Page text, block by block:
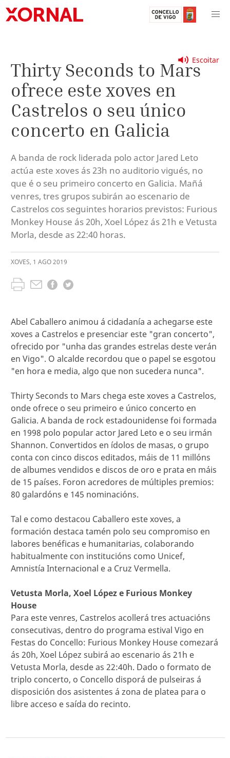
Escoitar
Thirty Seconds to Mars
ofrece este xoves en
Castrelos o seu único
concerto en Galicia
A banda de rock liderada polo actor Jared Leto
actúa este xoves ás 23h no auditorio vigués, no
que é o seu primeiro concerto en Galicia. Mañá
venres, tres grupos subirán ao escenario de
Castrelos cos seguintes horarios previstos: Furious
Monkey House ás 20h, Xoel López ás 21h e Vetusta
Morla, desde as 22:40 horas.
XOVES, 1 AGO2019
Abel Caballero animou á cidadanía a achegarse este
xoves a Castrelos e presenciar este "gran concerto",
ofrecido por "unha das grandes estrelas deste verán
en Vigo". O alcalde recordou que o papel se esgotou
"en hora e media, algo que non sucedera nunca".
Thirty Seconds to Mars chega este xoves a Castrelos,
onde ofrece o seu primeiro e único concerto en
Galicia. A banda de rock estadounidense foi formada
en 1998 polo popular actor Jared Leto e o seu irmán
Shannon. Convertidos en ídolos de masas, o grupo
conta con cinco discos editados, máis de 11 millóns
de albumes vendidos e discos de oro e prata en máis
de 15 países. Foron acredores de múltiples premios:
80 galardóns e 145 nominacións.
Tal e como destacou Caballero este xoves, a
formación destaca tamén polo seu compromiso en
labores benéficas e humanitarias, colaborando
habitualmente con institucións como Unicef,
Amnistía Internacional e a Cruz Vermella.
Vetusta Morla, Xoel López e Furious Monkey
House
Para este venres, Castrelos acollerá tres actuacións
consecutivas, dentro do programa estival Vigo en
Festas do Concello: Furious Monkey House comezará
ás 20h, Xoel López subirá ao escenario ás 21h e
Vetusta Morla, desde as 22:40h. Dado o formato de
triplo concerto, o Concello disporá de pulseiras á
disposición dos asistentes á zona de platea para o
libre acceso e saída do recinto.